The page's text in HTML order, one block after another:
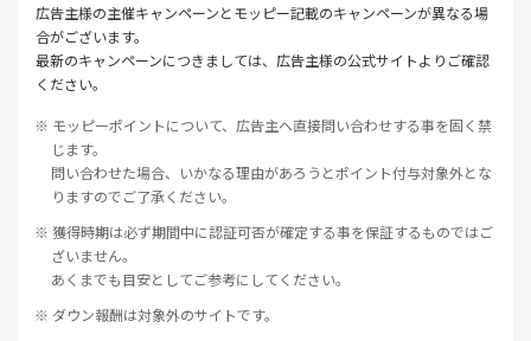
広告主様の主催キャンペーンとモッピー記載のキャンペーンが異なる場
合がございます。
最新のキャンペーンにつきましては、広告主様の公式サイトよりご確認
ください。
※ モッピーポイントについて、広告主へ直接問い合わせする事を固く禁
じます。
問い合わせた場合、いかなる理由があろうとポイント付与対象外とな
りますのでご了承ください。
※ 獲得時期は必ず期間中に認証可否が確定する事を保証するものではご
ざいません。
あくまでも目安としてご参考にしてください。
※ ダウン報酬は対象外のサイトです。